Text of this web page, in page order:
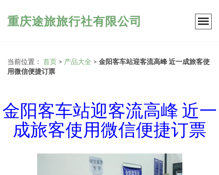
重庆途旅旅行社有限公司
当前位置： 首页 > 产品大全 > 金阳客车站迎客流高峰 近一成旅客使
用微信便捷订票
金阳客车站迎客流高峰 近一
成旅客使用微信便捷订票